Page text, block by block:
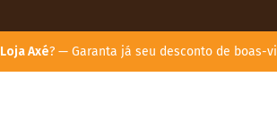
Loja Axé? — Garanta já seu desconto de boas-